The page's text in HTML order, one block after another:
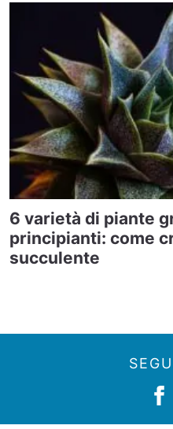
6 varietà di piante
principianti: come
succulente